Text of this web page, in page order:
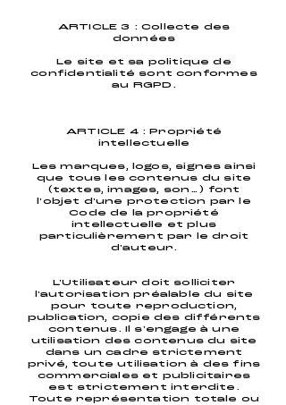
ARTICLE 3 : Collecte des
données
Le site et sa politique de
confidentialité sont conformes
au RGPD.
ARTICLE 4 : Propriété
intellectuelle
Les marques, logos, signes ainsi
que tous les contenus du site
(textes, images, son…) font
l'objet d'une protection par le
Code de la propriété
intellectuelle et plus
particulièrement par le droit
d'auteur.
L'Utilisateur doit solliciter
l'autorisation préalable du site
pour toute reproduction,
publication, copie des différents
contenus. Il s'engage à une
utilisation des contenus du site
dans un cadre strictement
privé, toute utilisation à des fins
commerciales et publicitaires
est strictement interdite.
Toute représentation totale ou